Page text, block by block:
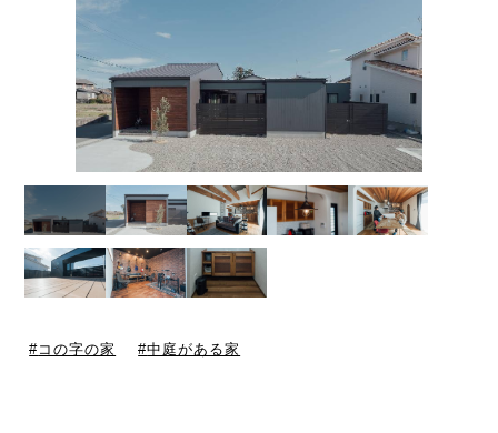
コの字の家 中庭がある家